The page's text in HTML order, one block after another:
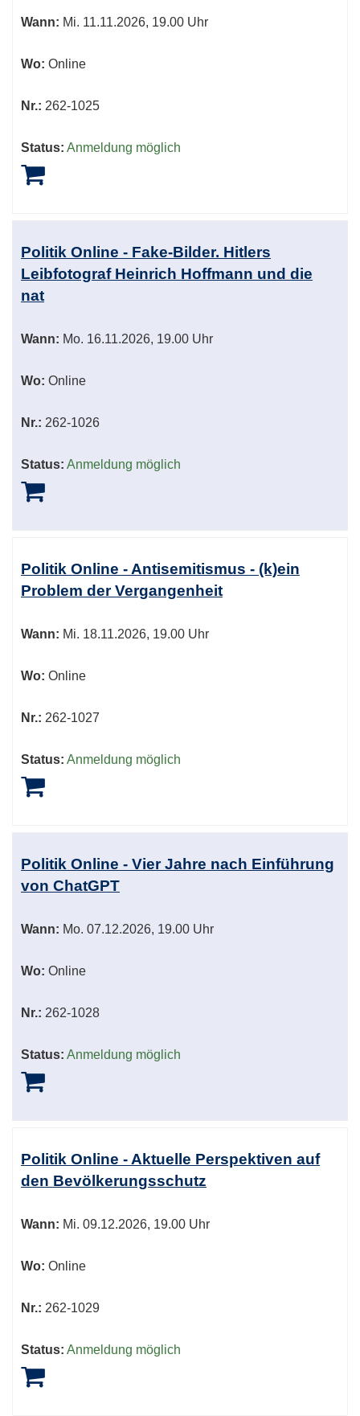
Wann: Mi. 11.11.2026, 19.00 Uhr
Wo: Online
Nr.: 262-1025
Status: Anmeldung möglich
Politik Online - Fake-Bilder. Hitlers
Leibfotograf Heinrich Hoffmann und die
nat
Wann: Mo. 16.11.2026, 19.00 Uhr
Wo: Online
Nr.: 262-1026
Status: Anmeldung möglich
Politik Online - Antisemitismus - (k)ein
Problem der Vergangenheit
Wann: Mi. 18.11.2026, 19.00 Uhr
Wo: Online
Nr.: 262-1027
Status: Anmeldung möglich
Politik Online - Vier Jahre nach Einführung
von ChatGPT
Wann: Mo. 07.12.2026, 19.00 Uhr
Wo: Online
Nr.: 262-1028
Status: Anmeldung möglich
Politik Online - Aktuelle Perspektiven auf
den Bevölkerungsschutz
Wann: Mi. 09.12.2026, 19.00 Uhr
Wo: Online
Nr.: 262-1029
Status: Anmeldung möglich